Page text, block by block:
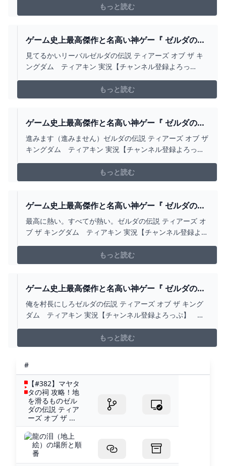
っぷ】 http://goo.gl/zcqUED【ツイッター】
http://twitter.com/kiyo_saiore【インスタグラム】
もっと読む
ゲーム史上最高傑作と名高い神ゲー『 ゼルダの伝
説 ティアーズ オブ ザ キングダム 』#6 -
YOUTUBE
見てるかいリーバルゼルダの伝説 ティアーズ オブ ザ キ
ングダム ティアキン 実況【チャンネル登録よろっ
http://twitter.com/kiyo_saiore【インスタグラム】
http://www.instagram.com/kiyo_yuus...
もっと読む
ゲーム史上最高傑作と名高い神ゲー『 ゼルダの伝
説 ティアーズ オブ ザ キングダム 』#7 -
YOUTUBE
進みます（進みません）ゼルダの伝説 ティアーズ オブ ザ
キングダム ティアキン 実況【チャンネル登録よろっ
http://twitter.com/kiyo_saiore【インスタグラム】
http://www.instagram.com/kiyo_yu...
もっと読む
ゲーム史上最高傑作と名高い神ゲー『 ゼルダの伝
説 ティアーズ オブ ザ キングダム 』#15 -
YOUTUBE
最高に熱い。すべてが熱い。ゼルダの伝説 ティアーズ オ
ブ ザ キングダム ティアキン 実況【チャンネル登録よろ
http://twitter.com/kiyo_saiore【インスタグラム】
http://www.instagram.com/kiyo_...
もっと読む
ゲーム史上最高傑作と名高い神ゲー『 ゼルダの伝
説 ティアーズ オブ ザ キングダム 』#11 -
YOUTUBE
俺を村長にしろゼルダの伝説 ティアーズ オブ ザ キング
ダム ティアキン 実況【チャンネル登録よろっぷ】
http://twitter.com/kiyo_saiore【インスタグラム】
http://www.instagram.com/kiyo_yuusya...
もっと読む
#
【#382】マヤタ
タの祠 攻略！地
を滑るものゼル
ダの伝説 ティア
ーズ オブ ザ ...
龍の泪（地上
絵）の場所と順
番